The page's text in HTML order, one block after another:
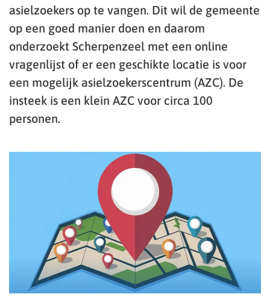
asielzoekers op te vangen. Dit wil de gemeente
op een goed manier doen en daarom
onderzoekt Scherpenzeel met een online
vragenlijst of er een geschikte locatie is voor
een mogelijk asielzoekerscentrum (AZC). De
insteek is een klein AZC voor circa 100
personen.